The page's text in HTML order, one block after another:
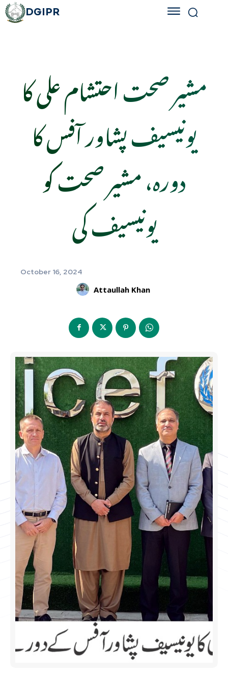
DGIPR
مشیر صحت احتشام علی کا
یونیسیف پشاور آفس کا
دورہ، مشیر صحت کو
یونیسیف کی
October 16, 2024
Attaullah Khan